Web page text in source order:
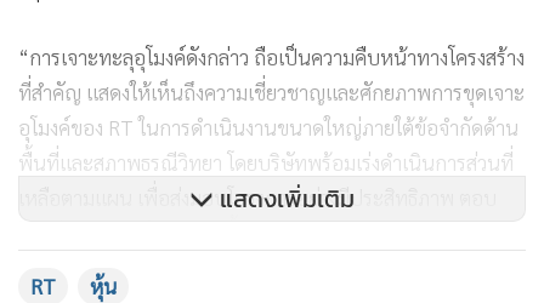
“การเจาะทะลุอุโมงค์ดังกล่าว ถือเป็นความคืบหน้าทางโครงสร้าง
ที่สำคัญ แสดงให้เห็นถึงความเชี่ยวชาญและศักยภาพการขุดเจาะ
อุโมงค์ของ RT ในการดำเนินงานขนาดใหญ่ภายใต้ข้อจำกัดด้าน
พื้นที่และสภาพธรณีวิทยา โดยบริษัทพร้อมเร่งดำเนินการส่วนที่
เหลือตามแผน เพื่อส่งมอบโครงการอย่างมีประสิทธิภาพ ตอบ
แสดงเพิ่มเติม
RT หุ้น